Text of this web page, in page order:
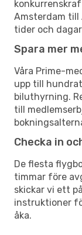
Amsterdam till
tider och
Spara mer
Våra Prime-
upp till
biluthyrning.
till
Checka in
De flesta
timmar före
skickar vi ett
instruktioner
åka.